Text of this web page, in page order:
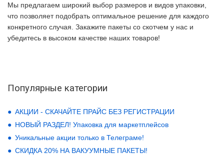
Мы предлагаем широкий выбор размеров и видов упаковки,
что позволяет подобрать оптимальное решение для каждого
конкретного случая. Закажите пакеты со скотчем у нас и
убедитесь в высоком качестве наших товаров!
Популярные категории
АКЦИИ - СКАЧАЙТЕ ПРАЙС БЕЗ РЕГИСТРАЦИИ
НОВЫЙ РАЗДЕЛ! Упаковка для маркетплейсов
Уникальные акции только в Телеграме!
СКИДКА 20% НА ВАКУУМНЫЕ ПАКЕТЫ!